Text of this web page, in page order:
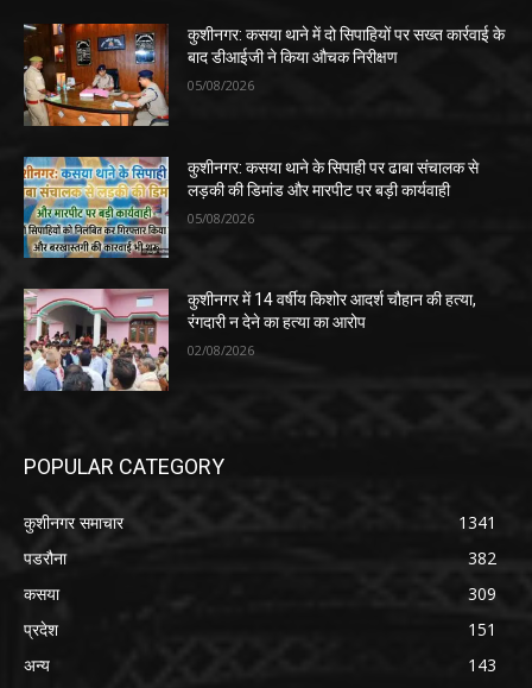
कुशीनगर: कसया थाने में दो सिपाहियों पर सख्त कार्रवाई के
बाद डीआईजी ने किया औचक निरीक्षण
05/08/2026
कुशीनगर: कसया थाने के सिपाही पर ढाबा संचालक से
लड़की की डिमांड और मारपीट पर बड़ी कार्यवाही
05/08/2026
कुशीनगर में 14 वर्षीय किशोर आदर्श चौहान की हत्या,
रंगदारी न देने का हत्या का आरोप
02/08/2026
POPULAR CATEGORY
कुशीनगर समाचार
1341
पडरौना
382
कसया
309
प्रदेश
151
अन्य
143